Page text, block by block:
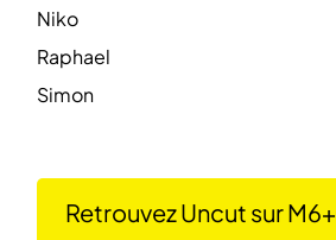
Niko
Raphael
Simon
Retrouvez Uncut sur M6+